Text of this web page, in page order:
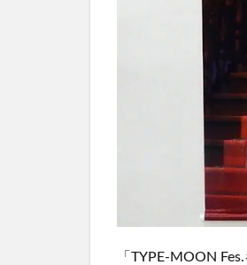
「TYPE-MOON